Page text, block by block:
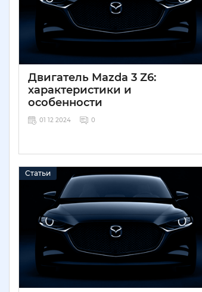
Двигатель Mazda 3 Z6:
характеристики и
особенности
01 12 2024 0
Статьи